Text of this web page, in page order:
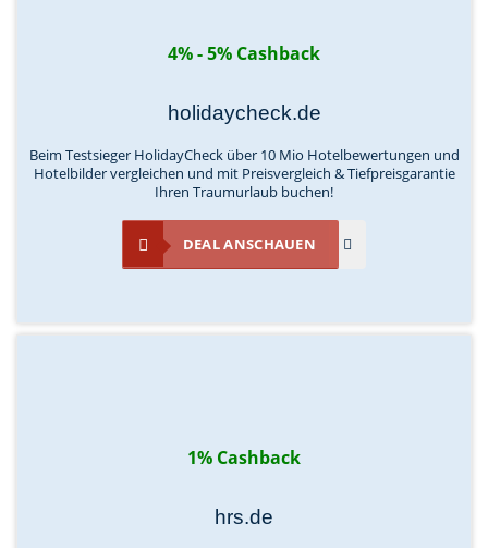
4% - 5% Cashback
holidaycheck.de
Beim Testsieger HolidayCheck über 10 Mio Hotelbewertungen und
Hotelbilder vergleichen und mit Preisvergleich & Tiefpreisgarantie
Ihren Traumurlaub buchen!
DEAL ANSCHAUEN
1% Cashback
hrs.de